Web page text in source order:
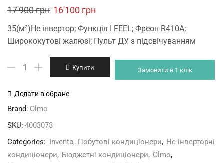
17'900грн Original
was:
16'100 грн
price
is:
35(м²)Не інвертор; Функція I FEEL; Фреон R410А;
Ширококутові жалюзі; Пульт ДУ з підсвічуванням
Olmo
14LDH
Купити Замовити в 1 клік
Додати в обране
Brand: Olmo
SKU: 4003073
Categories: Inventa, Побутові кондиціонери, Не інверторні
кондиціонери, Бюджетні кондиціонери, Olmo,